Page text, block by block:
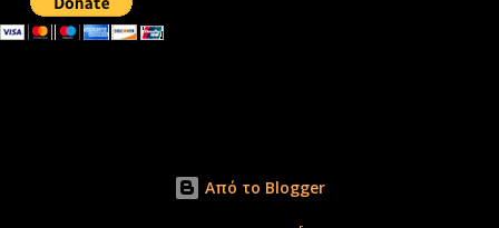
Από το Blogger